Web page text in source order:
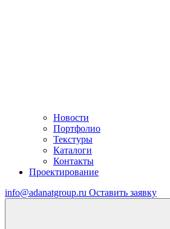
Новости
Портфолио
Текстуры
Каталоги
Контакты
Проектирование
info@adanatgroup.ru Оставить заявку